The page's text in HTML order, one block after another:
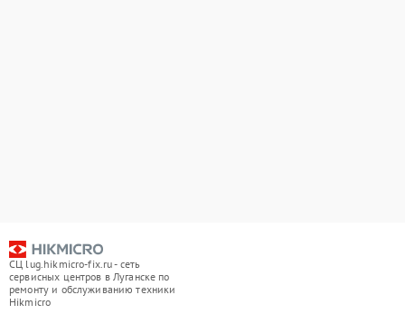
СЦ lug.hikmicro-fix.ru - сеть
сервисных центров в Луганске по
ремонту и обслуживанию техники
Hikmicro